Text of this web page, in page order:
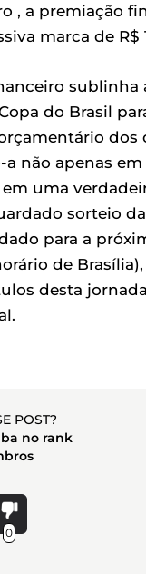
, a premiação
marca de R$
sublinha
do Brasil
dos
não apenas
uma
sorteio
para a
de
desta
POST?
no rank
0